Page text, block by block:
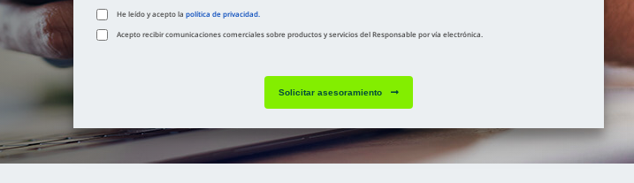
He leído y acepto la política de privacidad.
Acepto recibir comunicaciones comerciales sobre productos y servicios del Responsable por vía electrónica.
Solicitar asesoramiento